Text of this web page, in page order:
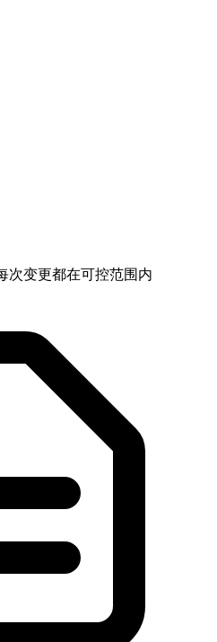
次变更都在可控范围内